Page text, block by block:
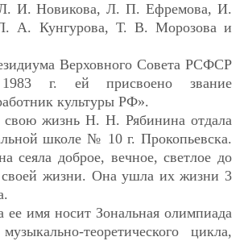
И. Новикова, Л. П. Ефремова, И.
А. Кунгурова, Т. В. Морозова и
Верховного Совета РСФСР
г. ей присвоено звание
культуры РФ».
жизнь Н. Н. Рябинина отдала
школе № 10 г. Прокопьевска.
сеяла доброе, вечное, светлое до
своей жизни. Она ушла их жизни 3
ее имя носит Зональная олимпиада
теоретического цикла,